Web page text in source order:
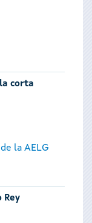
corta
la AELG
Rey